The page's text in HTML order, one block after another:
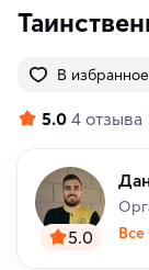
В избранное
5.0 4 отзыва
5.0
Все